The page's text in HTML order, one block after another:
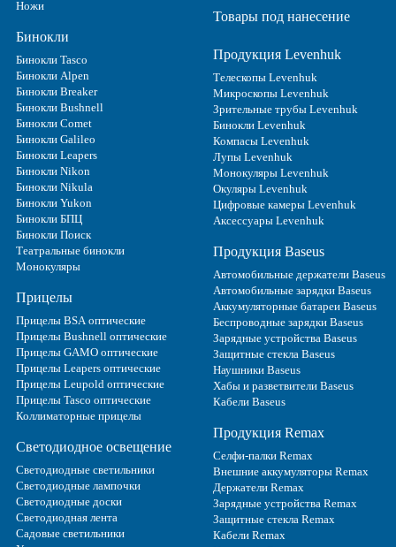
Ножи
Бинокли
Бинокли Tasco
Бинокли Alpen
Бинокли Breaker
Бинокли Bushnell
Бинокли Comet
Бинокли Galileo
Бинокли Leapers
Бинокли Nikon
Бинокли Nikula
Бинокли Yukon
Бинокли БПЦ
Бинокли Поиск
Театральные бинокли
Монокуляры
Прицелы
Прицелы BSA оптические
Прицелы Bushnell оптические
Прицелы GAMO оптические
Прицелы Leapers оптические
Прицелы Leupold оптические
Прицелы Tasco оптические
Коллиматорные прицелы
Светодиодное освещение
Светодиодные светильники
Светодиодные лампочки
Светодиодные доски
Светодиодная лента
Садовые светильники
Товары под нанесение
Продукция Levenhuk
Телескопы Levenhuk
Микроскопы Levenhuk
Зрительные трубы Levenhuk
Бинокли Levenhuk
Компасы Levenhuk
Лупы Levenhuk
Монокуляры Levenhuk
Окуляры Levenhuk
Цифровые камеры Levenhuk
Аксессуары Levenhuk
Продукция Baseus
Автомобильные держатели Baseus
Автомобильные зарядки Baseus
Аккумуляторные батареи Baseus
Беспроводные зарядки Baseus
Зарядные устройства Baseus
Защитные стекла Baseus
Наушники Baseus
Хабы и разветвители Baseus
Кабели Baseus
Продукция Remax
Селфи-палки Remax
Внешние аккумуляторы Remax
Держатели Remax
Зарядные устройства Remax
Защитные стекла Remax
Кабели Remax